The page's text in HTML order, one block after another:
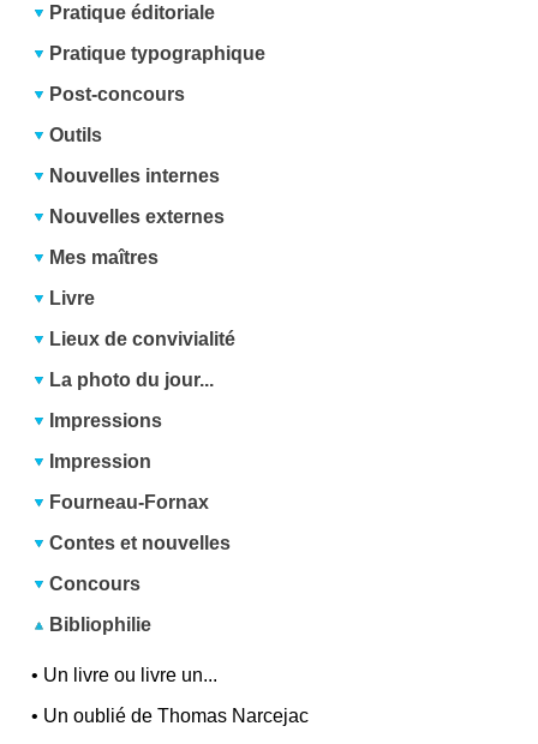
Pratique éditoriale
Pratique typographique
Post-concours
Outils
Nouvelles internes
Nouvelles externes
Mes maîtres
Livre
Lieux de convivialité
La photo du jour...
Impressions
Impression
Fourneau-Fornax
Contes et nouvelles
Concours
Bibliophilie
• Un livre ou livre un...
• Un oublié de Thomas Narcejac